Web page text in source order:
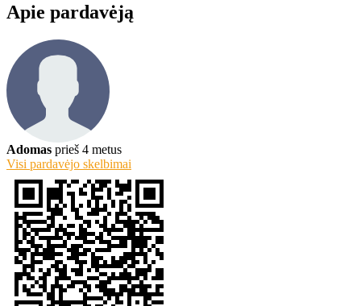
Apie pardavėją
Adomas prieš 4 metus
Visi pardavėjo skelbimai